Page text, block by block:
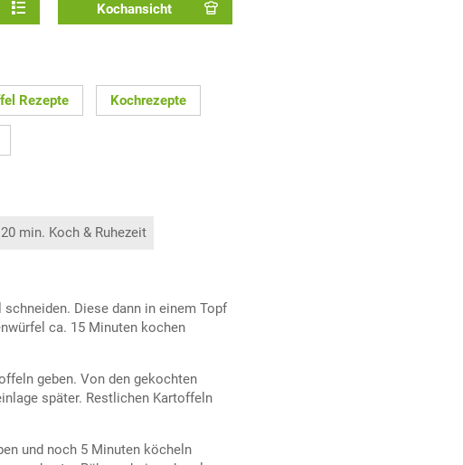
Kochansicht
Rezepte Kochrezepte
20 min. Koch & Ruhezeit
Diese dann in einem Topf
ca. 15 Minuten kochen
geben. Von den gekochten
später. Restlichen Kartoffeln
und noch 5 Minuten köcheln